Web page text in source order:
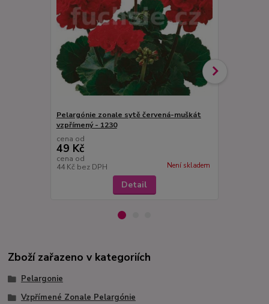
Pelargónie zonale sytě červená-muškát
vzpřímený - 1230
cena od
49 Kč
cena od
44 Kč bez DPH Není skladem
Detail
Zboží zařazeno v kategoriích
Pelargonie
Vzpřímené Zonale Pelargónie